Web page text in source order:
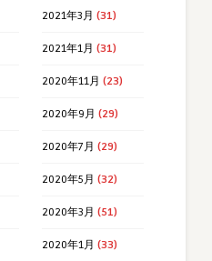
2021年3月 (31)
2021年1月 (31)
2020年11月 (23)
2020年9月 (29)
2020年7月 (29)
2020年5月 (32)
2020年3月 (51)
2020年1月 (33)